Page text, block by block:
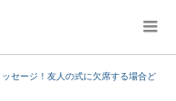
セージ！友人の式に欠席する場合ど